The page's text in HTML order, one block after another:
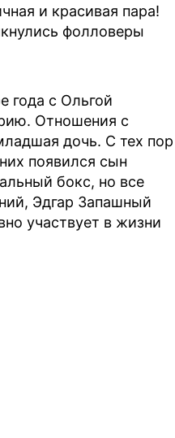
и красивая пара!
фолловеры
года с Ольгой
Отношения с
дочь. С тех пор
появился сын
бокс, но все
Эдгар Запашный
участвует в жизни